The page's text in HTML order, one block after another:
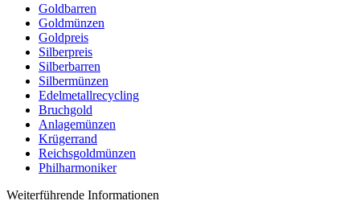
Goldbarren
Goldmünzen
Goldpreis
Silberpreis
Silberbarren
Silbermünzen
Edelmetallrecycling
Bruchgold
Anlagemünzen
Krügerrand
Reichsgoldmünzen
Philharmoniker
Weiterführende Informationen